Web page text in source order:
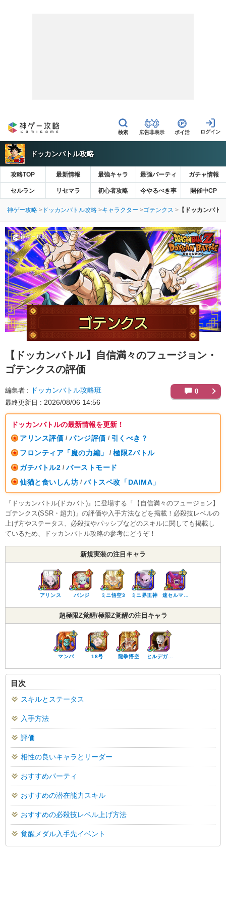
広告非表示 ポイ活
ドッカンバトル攻略
攻略TOP 最新情報 最強キャラ 最強パーティ ガチャ情報
セルラン リセマラ 初心者攻略 今やるべき事 開催中CP
神ゲー攻略 ドッカンバトル攻略 キャラクター ゴテンクス 【ドッカンバト
【ドッカンバトル】 自信満々のフュージョン・
ゴテンクスの評価
編集者 ドッカンバトル攻略班
最終更新日 2026/08/06 14:56
0
ドッカンバトルの最新情報を更新！
アリンス評価 / パンジ評価 / 引くべき？
フロンティア「魔の力編」
/ 極限Zバトル
ガチバトル2 / バーストモード
仙猫と食いしん坊 / バトスペ改「DAIMA」
『ドッカンバトル(ドカバト)』に登場する「【自信満々のフュージョン】
ゴテンクス(SSR・超力)」の評価や入手方法などを掲載！必殺技レベルの
上げ方やステータス、必殺技やパッシブなどのスキルに関しても掲載し
ているため、ドッカンバトル攻略の参考にどうぞ！
新規実装の注目キャラ
アリンス パンジ ミニ悟空3 ミニ界王神 速セルマ…
超極限Z覚醒/極限Z覚醒の注目キャラ
マンバ 18号 龍拳悟空 ヒルデガ…
目次
スキルとステータス
入手方法
評価
相性の良いキャラとリーダー
おすすめパーティ
おすすめの潜在能力スキル
おすすめの必殺技レベル上げ方法
覚醒メダル入手先イベント